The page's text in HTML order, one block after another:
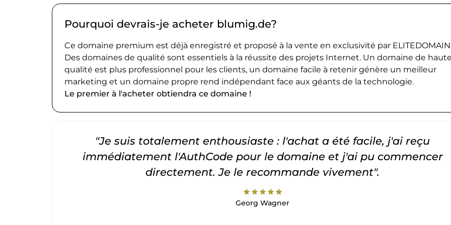
Pourquoi devrais-je acheter blumig.de?
Ce domaine premium est déjà enregistré et proposé à la vente en exclusivité par
Des domaines de qualité sont essentiels à la réussite des projets Internet. Un domaine de haute
qualité est plus professionnel pour les clients, un domaine facile à retenir génère un meilleur
marketing et un domaine propre rend indépendant face aux géants de la technologie.
Le premier à l'acheter obtiendra ce domaine !
"Je suis totalement enthousiaste : l'achat a été facile, j'ai reçu
immédiatement l'AuthCode pour le domaine et j'ai pu commencer
directement. Je le recommande vivement".
starstarstarstarstar
Georg Wagner